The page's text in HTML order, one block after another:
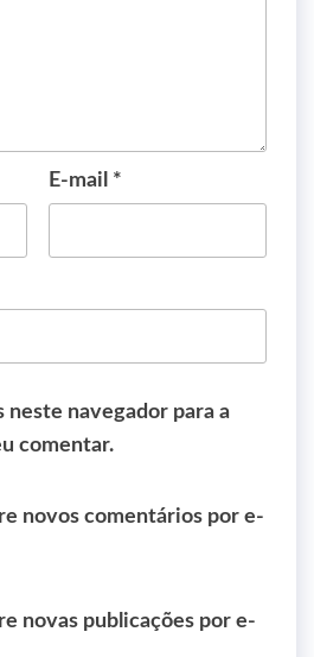
E-mail *
neste navegador para a
comentar.
novos comentários por e-
novas publicações por e-